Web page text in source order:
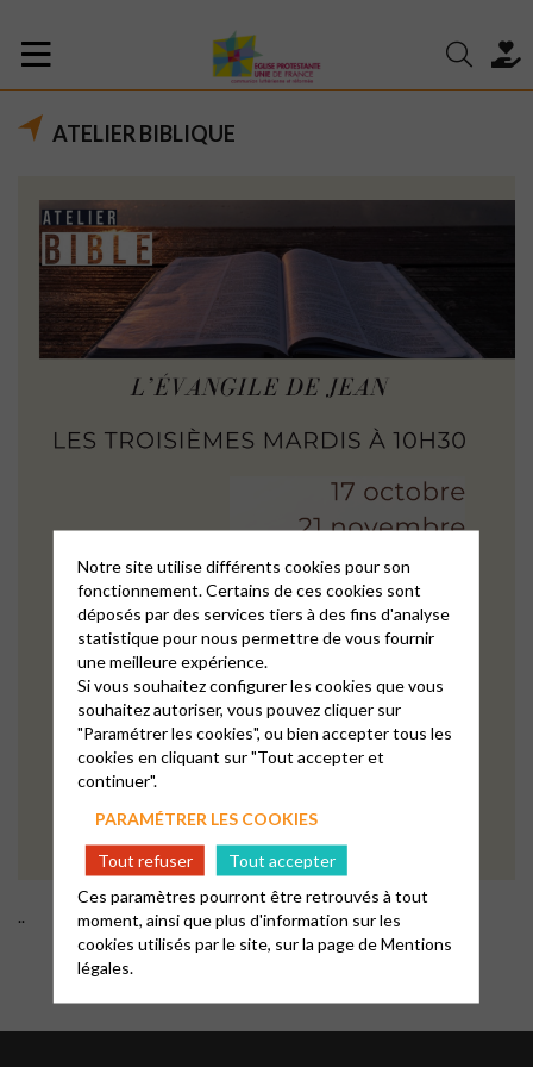
ATELIER BIBLIQUE
..
Notre site utilise différents cookies pour son
fonctionnement. Certains de ces cookies sont
déposés par des services tiers à des fins d'analyse
statistique pour nous permettre de vous fournir
une meilleure expérience.
Si vous souhaitez configurer les cookies que vous
souhaitez autoriser, vous pouvez cliquer sur
"Paramétrer les cookies", ou bien accepter tous les
cookies en cliquant sur "Tout accepter et
continuer".
PARAMÉTRER LES COOKIES
Tout refuser
Tout accepter
Ces paramètres pourront être retrouvés à tout
moment, ainsi que plus d'information sur les
cookies utilisés par le site, sur la page deMentions
légales.